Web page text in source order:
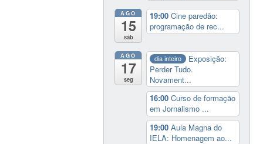
AGO
15
sáb
19:00Cine paredão:
programação de rec...
AGO
17
seg
dia inteiro
Exposição:
Perder Tudo.
Novament...
16:00Curso de formação
em Jornalismo ...
19:00Aula Magna do
IELA: Homenagem ao...